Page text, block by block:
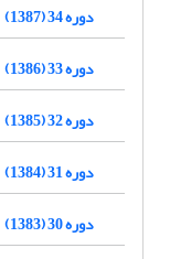
دوره 34 (1387)
دوره 33 (1386)
دوره 32 (1385)
دوره 31 (1384)
دوره 30 (1383)